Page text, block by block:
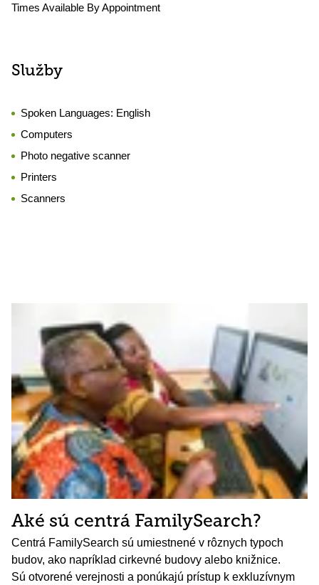
Times Available By Appointment
Služby
Spoken Languages: English
Computers
Photo negative scanner
Printers
Scanners
Aké sú centrá FamilySearch?
Centrá FamilySearch sú umiestnené v rôznych typoch
budov, ako napríklad cirkevné budovy alebo knižnice.
Sú otvorené verejnosti a ponúkajú prístup k exkluzívnym